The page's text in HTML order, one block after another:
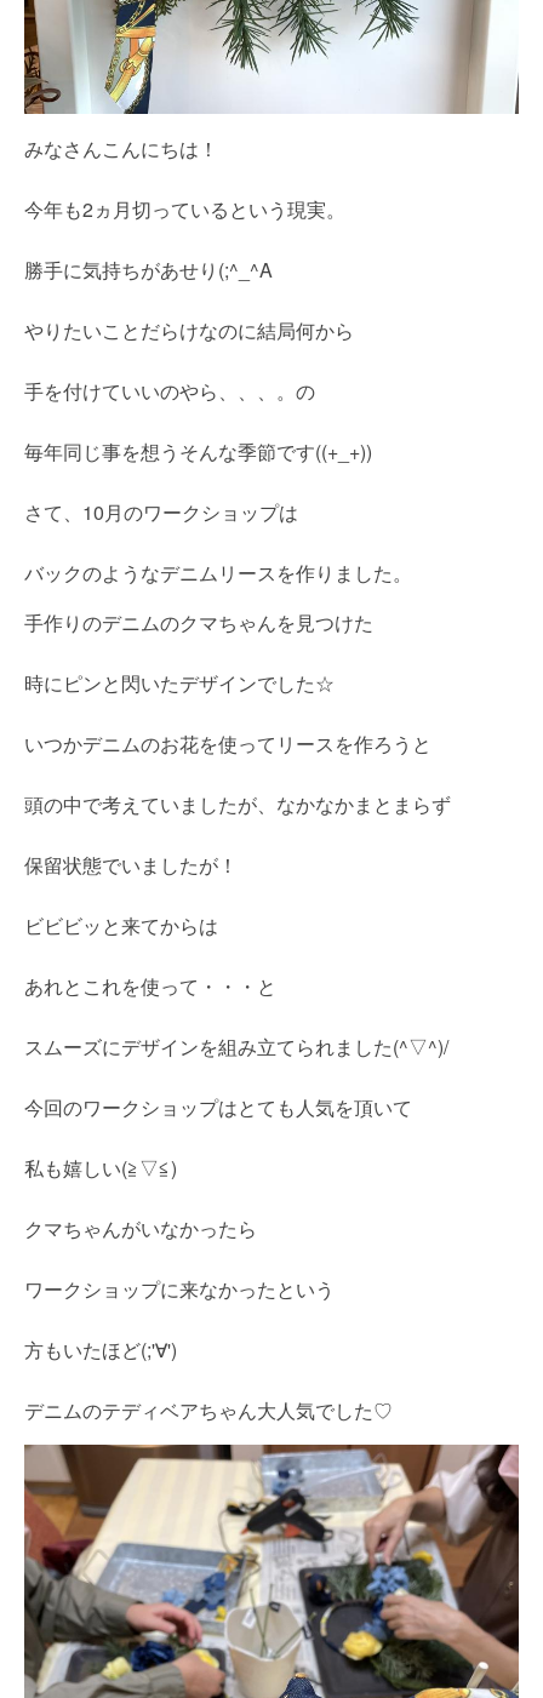
みなさんこんにちは！
今年も2ヵ月切っているという現実。
勝手に気持ちがあせり(;^_^A
やりたいことだらけなのに結局何から
手を付けていいのやら、、、。の
毎年同じ事を想うそんな季節です((+_+))
さて、10月のワークショップは
バックのようなデニムリースを作りました。
手作りのデニムのクマちゃんを見つけた
時にピンと閃いたデザインでした☆
いつかデニムのお花を使ってリースを作ろうと
頭の中で考えていましたが、なかなかまとまらず
保留状態でいましたが！
ビビビッと来てからは
あれとこれを使って・・・と
スムーズにデザインを組み立てられました(^▽^)/
今回のワークショップはとても人気を頂いて
私も嬉しい(≧▽≦)
クマちゃんがいなかったら
ワークショップに来なかったという
方もいたほど(;'∀')
デニムのテディベアちゃん大人気でした♡